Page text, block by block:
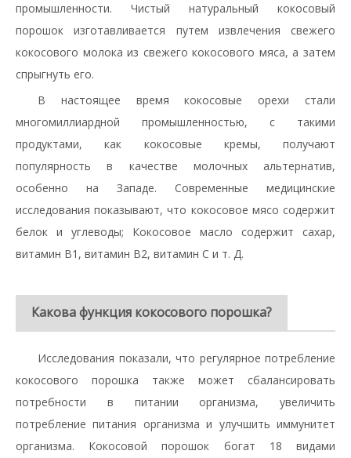
промышленности. Чистый натуральный кокосовый
порошок изготавливается путем извлечения свежего
кокосового молока из свежего кокосового мяса, а затем
спрыгнуть его.
В настоящее время кокосовые орехи стали
многомиллиардной промышленностью, с такими
продуктами, как кокосовые кремы, получают
популярность в качестве молочных альтернатив,
особенно на Западе. Современные медицинские
исследования показывают, что кокосовое мясо содержит
белок и углеводы; Кокосовое масло содержит сахар,
витамин В1, витамин В2, витамин С и т. Д.
Какова функция кокосового порошка?
Исследования показали, что регулярное потребление
кокосового порошка также может сбалансировать
потребности в питании организма, увеличить
потребление питания организма и улучшить иммунитет
организма. Кокосовой порошок богат 18 видами